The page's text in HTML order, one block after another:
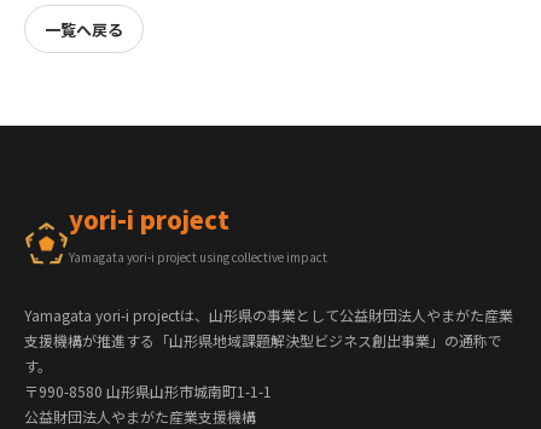
一覧へ戻る
yori-i project
Yamagata yori-i project using collective impact
Yamagata yori-i projectは、山形県の事業として公益財団法人やまがた産業
支援機構が推進する「山形県地域課題解決型ビジネス創出事業」の通称で
す。
〒990-8580 山形県山形市城南町1-1-1
公益財団法人やまがた産業支援機構